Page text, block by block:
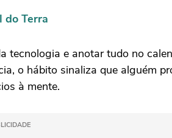
do Terra
tecnologia e anotar tudo no
o hábito sinaliza que alguém
à mente.